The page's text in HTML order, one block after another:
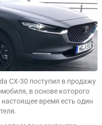
CX-30 поступил в продажу
в основе которого
время есть один